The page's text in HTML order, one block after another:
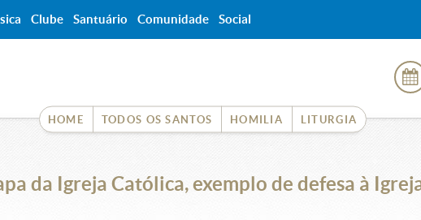
HOME TODOS OS SANTOS HOMILIA LITURGIA
da Igreja Católica, exemplo de defesa à
Clube Santuário Comunidade Social